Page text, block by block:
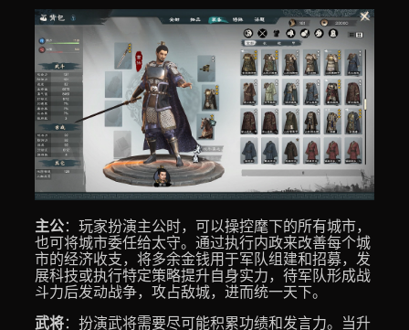
主公：玩家扮演主公时，可以操控麾下的所有城市，
也可将城市委任给太守。通过执行内政来改善每个城
市的经济收支，将多余金钱用于军队组建和招募，发
展科技或执行特定策略提升自身实力，待军队形成战
斗力后发动战争，攻占敌城，进而统一天下。
武将：扮演武将需要尽可能积累功绩和发言力。当升